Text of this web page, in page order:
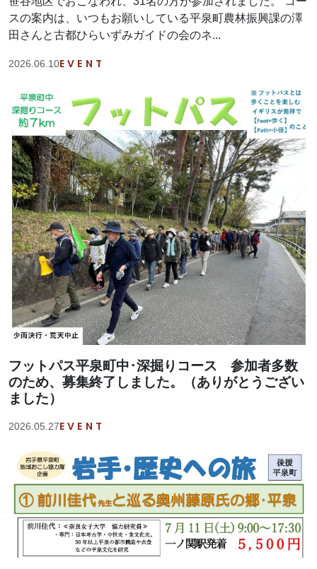
スの案内は、いつもお願いしている平泉町農林振興課の澤
田さんと古都ひらいずみガイドの会のネ...
2026.06.10EVENT
フットパス平泉町中･深掘りコース 参加者多数
のため、募集終了しました。（ありがとうござい
ました）
2026.05.27EVENT